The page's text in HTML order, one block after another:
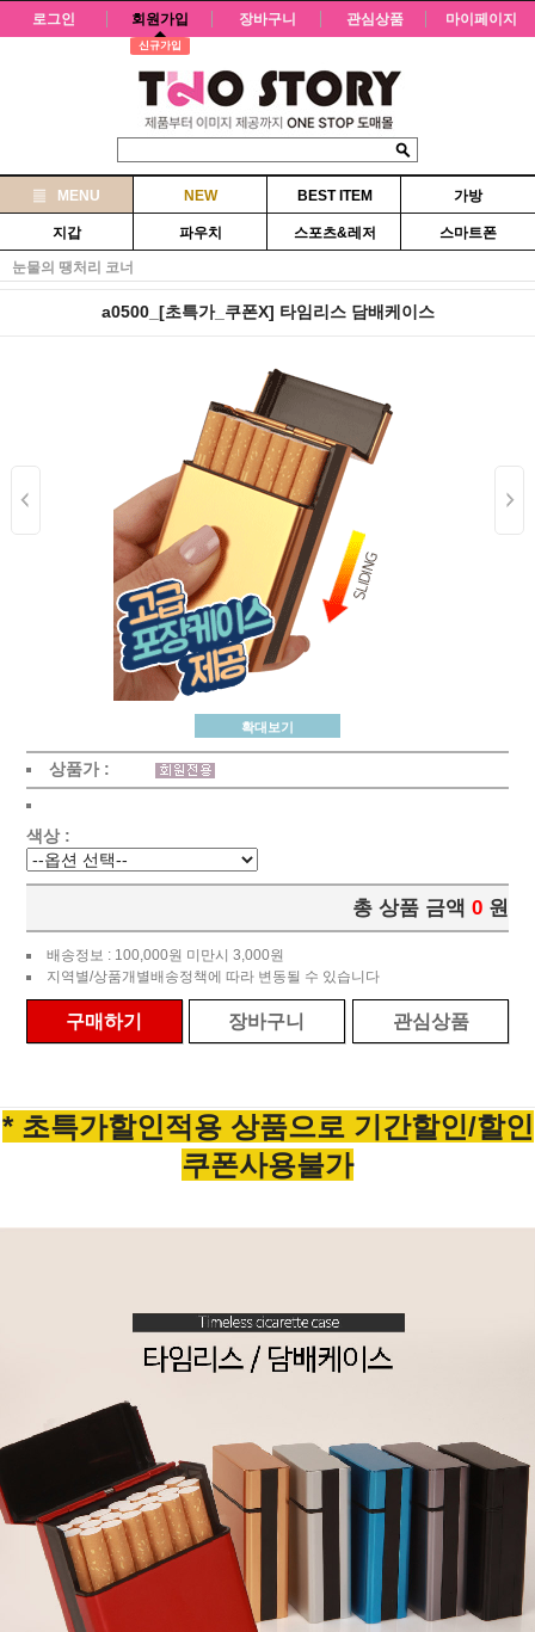
로그인 회원가입
신규가입
장바구니 관심상품 마이페이지
MENU NEW BEST ITEM 가방
지갑 파우치 스포츠&레저 스마트폰
눈물의 땡처리 코너
a0500_[초특가_쿠폰X] 타임리스 담배케이스
확대보기
상품가 :
색상 :
총 상품 금액 0 원
배송정보 : 100,000원 미만시 3,000원
지역별/상품개별배송정책에 따라 변동될 수 있습니다
구매하기 장바구니 관심상품
* 초특가할인적용 상품으로 기간할인/할인
쿠폰사용불가